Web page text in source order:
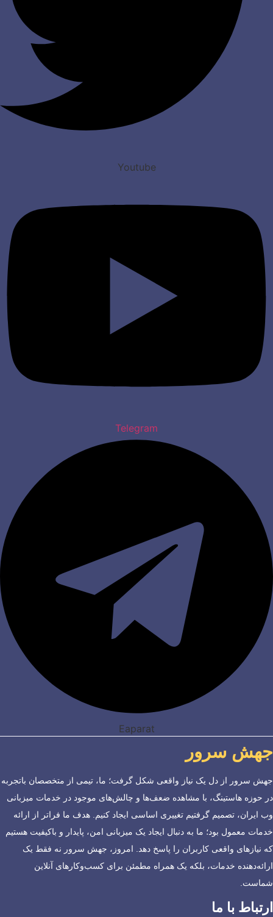
Youtube
Telegram
Eaparat
جهش سرور
جهش سرور از دل یک نیاز واقعی شکل گرفت؛ ما، تیمی از متخصصان باتجربه
در حوزه هاستینگ، با مشاهده ضعف‌ها و چالش‌های موجود در خدمات میزبانی
وب ایران، تصمیم گرفتیم تغییری اساسی ایجاد کنیم. هدف ما فراتر از ارائه
خدمات معمول بود؛ ما به دنبال ایجاد یک میزبانی امن، پایدار و باکیفیت هستیم
که نیازهای واقعی کاربران را پاسخ دهد. امروز، جهش سرور نه فقط یک
ارائه‌دهنده خدمات، بلکه یک همراه مطمئن برای کسب‌وکارهای آنلاین
شماست.
ارتباط با ما